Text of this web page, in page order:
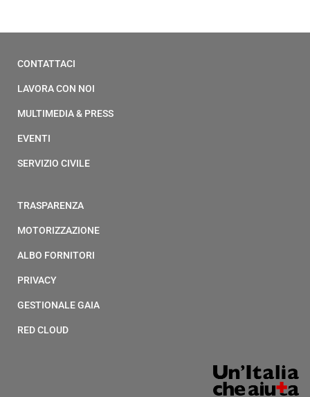
CONTATTACI
LAVORA CON NOI
MULTIMEDIA & PRESS
EVENTI
SERVIZIO CIVILE
TRASPARENZA
MOTORIZZAZIONE
ALBO FORNITORI
PRIVACY
GESTIONALE GAIA
RED CLOUD